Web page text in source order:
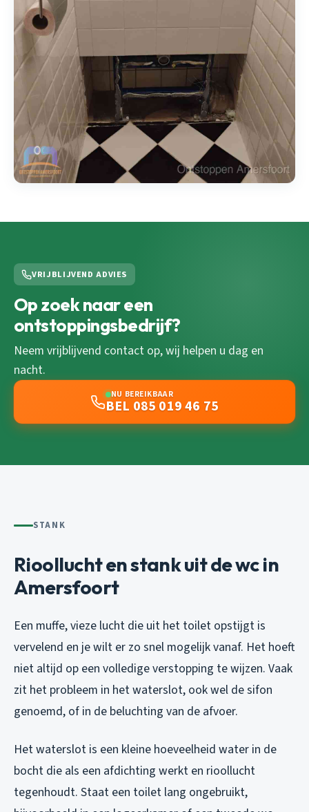
VRIJBLIJVEND ADVIES
Op zoek naar een
ontstoppingsbedrijf?
Neem vrijblijvend contact op, wij helpen u dag en
nacht.
NU BEREIKBAAR
BEL 085 019 46 75
STANK
Rioollucht en stank uit de wc in
Amersfoort
Een muffe, vieze lucht die uit het toilet opstijgt is
vervelend en je wilt er zo snel mogelijk vanaf. Het hoeft
niet altijd op een volledige verstopping te wijzen. Vaak
zit het probleem in het waterslot, ook wel de sifon
genoemd, of in de beluchting van de afvoer.
Het waterslot is een kleine hoeveelheid water in de
bocht die als een afdichting werkt en rioollucht
tegenhoudt. Staat een toilet lang ongebruikt,